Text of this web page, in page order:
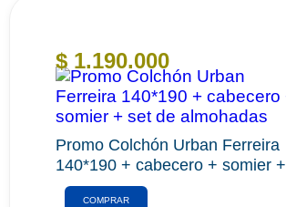
Promo Colchón Urban Ferreira
140*190 + cabecero + somier +
set de almohadas
$ 1.190.000
COMPRAR